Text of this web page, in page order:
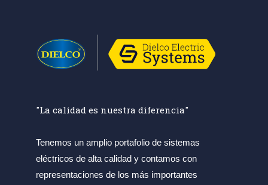
"La calidad es nuestra diferencia"
Tenemos un amplio portafolio de sistemas
eléctricos de alta calidad y contamos con
representaciones de los más importantes